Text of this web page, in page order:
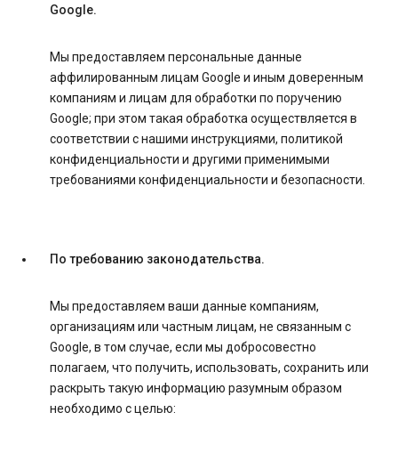
Google.
Мы предоставляем персональные данные
аффилированным лицам Google и иным доверенным
компаниям и лицам для обработки по поручению
Google; при этом такая обработка осуществляется в
соответствии с нашими инструкциями, политикой
конфиденциальности и другими применимыми
требованиями конфиденциальности и безопасности.
По требованию законодательства.
Мы предоставляем ваши данные компаниям,
организациям или частным лицам, не связанным с
Google, в том случае, если мы добросовестно
полагаем, что получить, использовать, сохранить или
раскрыть такую информацию разумным образом
необходимо с целью: